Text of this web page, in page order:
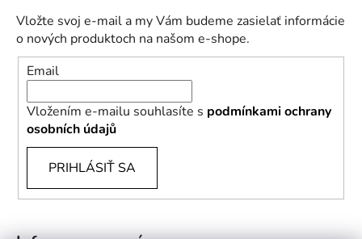
Vložte svoj e-mail a my Vám budeme zasielať informácie
o nových produktoch na našom e-shope.
Email
Vložením e-mailu souhlasíte s podmínkami ochrany
osobních údajů
PRIHLÁSIŤ SA